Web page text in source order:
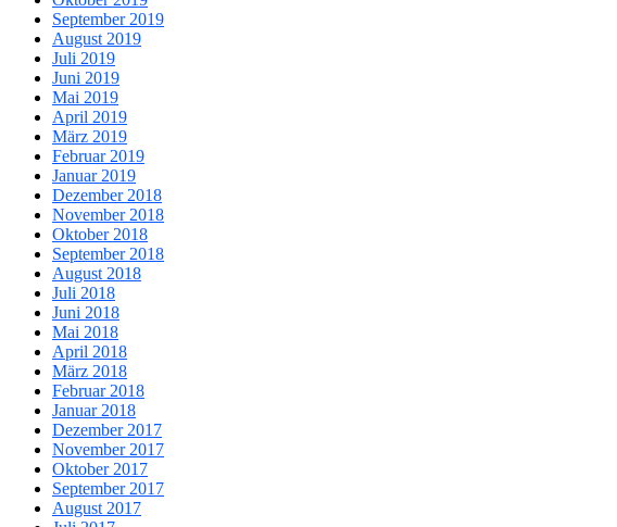
September 2019
August 2019
Juli 2019
Juni 2019
Mai 2019
April 2019
März 2019
Februar 2019
Januar 2019
Dezember 2018
November 2018
Oktober 2018
September 2018
August 2018
Juli 2018
Juni 2018
Mai 2018
April 2018
März 2018
Februar 2018
Januar 2018
Dezember 2017
November 2017
Oktober 2017
September 2017
August 2017